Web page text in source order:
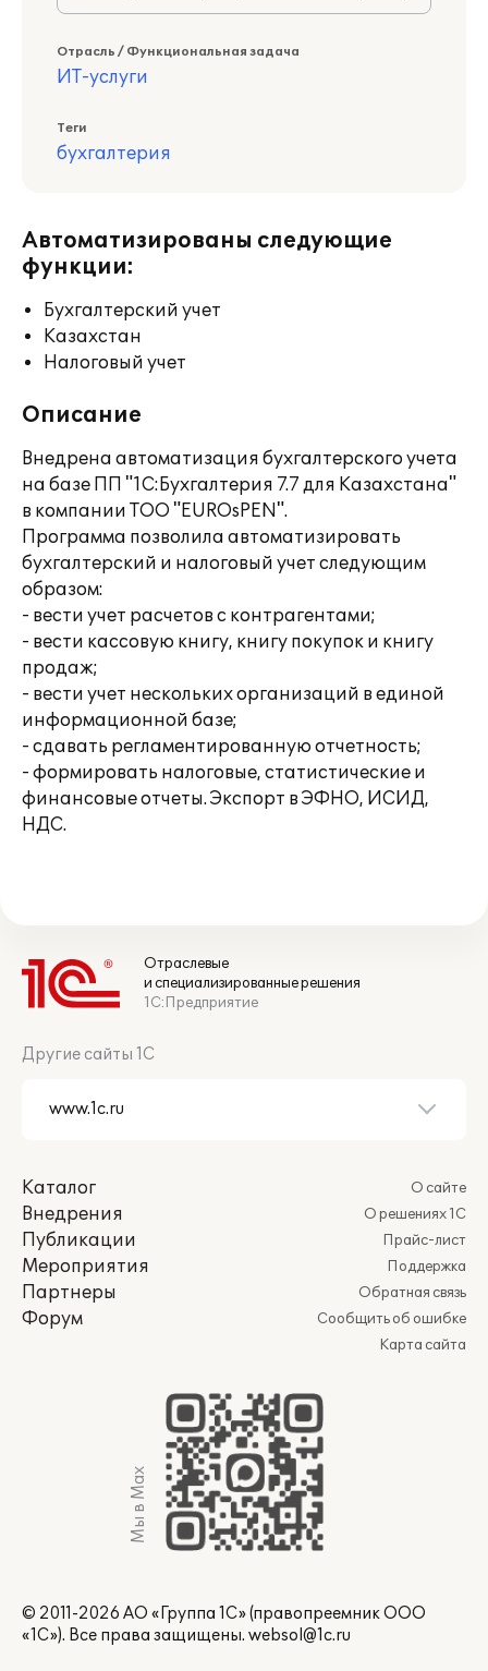
Отрасль / Функциональная задача
ИТ-услуги
Теги
бухгалтерия
Автоматизированы следующие
функции:
Бухгалтерский учет
Казахстан
Налоговый учет
Описание
Внедрена автоматизация бухгалтерского учета
на базе ПП "1С:Бухгалтерия 7.7 для Казахстана"
в компании ТОО "EUROsPEN".
Программа позволила автоматизировать
бухгалтерский и налоговый учет следующим
образом:
- вести учет расчетов с контрагентами;
- вести кассовую книгу, книгу покупок и книгу
продаж;
- вести учет нескольких организаций в единой
информационной базе;
- сдавать регламентированную отчетность;
- формировать налоговые, статистические и
финансовые отчеты. Экспорт в ЭФНО, ИСИД,
НДС.
Отраслевые
и специализированные решения
1С:Предприятие
Другие сайты 1С
Каталог
Внедрения
Публикации
Мероприятия
Партнеры
Форум
О сайте
О решениях 1С
Прайс-лист
Поддержка
Обратная связь
Сообщить об ошибке
Карта сайта
Мы в Max
© 2011-2026 АО «Группа 1С» (правопреемник ООО
«1С»). Все права защищены. websol@1c.ru